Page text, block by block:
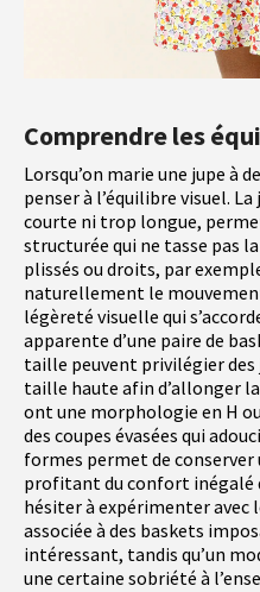
Comprendre les
Lorsqu’on marie une jupe à
penser à l’équilibre visuel.
courte ni trop longue,
structurée qui ne tasse pas
plissés ou droits, par
naturellement le
légèreté visuelle qui
apparente d’une paire de
taille peuvent privilégier des
taille haute afin d’allonger
ont une morphologie en H
des coupes évasées qui
formes permet de
profitant du confort inégalé
hésiter à expérimenter avec
associée à des baskets
intéressant, tandis qu’un
une certaine sobriété à